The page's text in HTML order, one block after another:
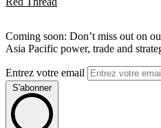
Coming soon: Don’t miss out on
Asia Pacific power, trade and
Entrez votre email
S'abonner